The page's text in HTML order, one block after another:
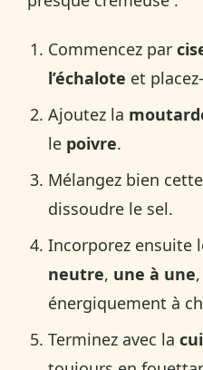
Commencez par
l’échalote et
Ajoutez la
le poivre.
Mélangez bien
dissoudre le sel.
Incorporez ensuite
neutre, une à une
énergiquement à
Terminez avec la